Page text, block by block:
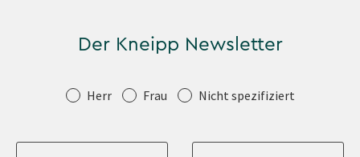
Der Kneipp Newsletter
Anrede Herr Frau Nicht spezifiziert